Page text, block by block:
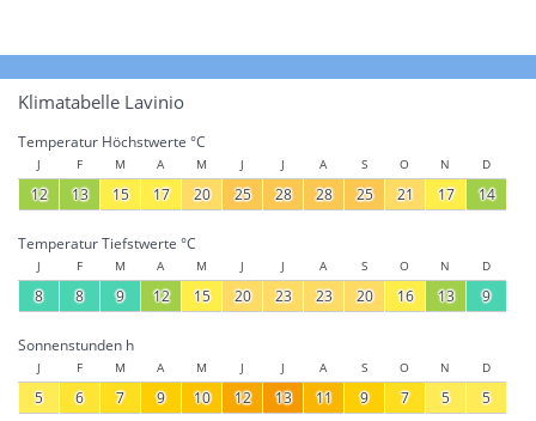
Klimatabelle Lavinio
Temperatur Höchstwerte °C
J F M A M J J A S O N D
12 13 15 17 20 25 28 28 25 21 17 14
Temperatur Tiefstwerte °C
J F M A M J J A S O N D
8 8 9 12 15 20 23 23 20 16 13 9
Sonnenstunden h
J F M A M J J A S O N D
5 6 7 9 10 12 13 11 9 7 5 5